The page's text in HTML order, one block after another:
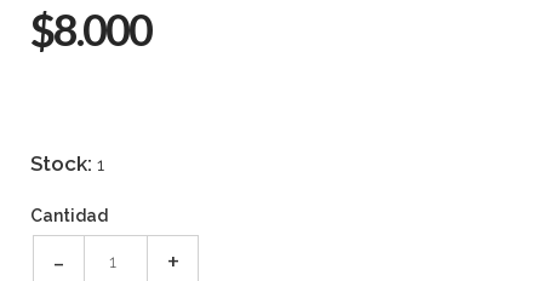
$8.000
Stock: 1
Cantidad
- +